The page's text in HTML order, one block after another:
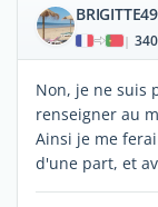
BRIGITTE49
| 340
Non, je ne suis
renseigner au
Ainsi je me
d'une part, et